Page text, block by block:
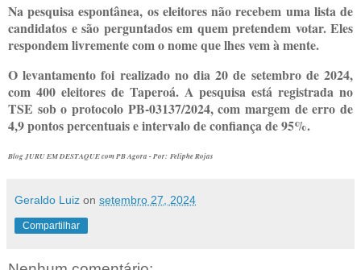
Na pesquisa espontânea, os eleitores não recebem uma lista de
candidatos e são perguntados em quem pretendem votar. Eles
respondem livremente com o nome que lhes vem à mente.
O levantamento foi realizado no dia 20 de setembro de 2024,
com 400 eleitores de Taperoá. A pesquisa está registrada no
TSE sob o protocolo PB-03137/2024, com margem de erro de
4,9 pontos percentuais e intervalo de confiança de 95%.
Blog JURU EM DESTAQUE com PB Agora - Por: Feliphe Rojas
Geraldo Luiz on setembro 27, 2024
Compartilhar